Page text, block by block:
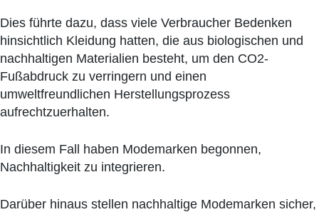
Dies führte dazu, dass viele Verbraucher Bedenken
hinsichtlich Kleidung hatten, die aus biologischen und
nachhaltigen Materialien besteht, um den CO2-
Fußabdruck zu verringern und einen
umweltfreundlichen Herstellungsprozess
aufrechtzuerhalten.
In diesem Fall haben Modemarken begonnen,
Nachhaltigkeit zu integrieren.
Darüber hinaus stellen nachhaltige Modemarken sicher,